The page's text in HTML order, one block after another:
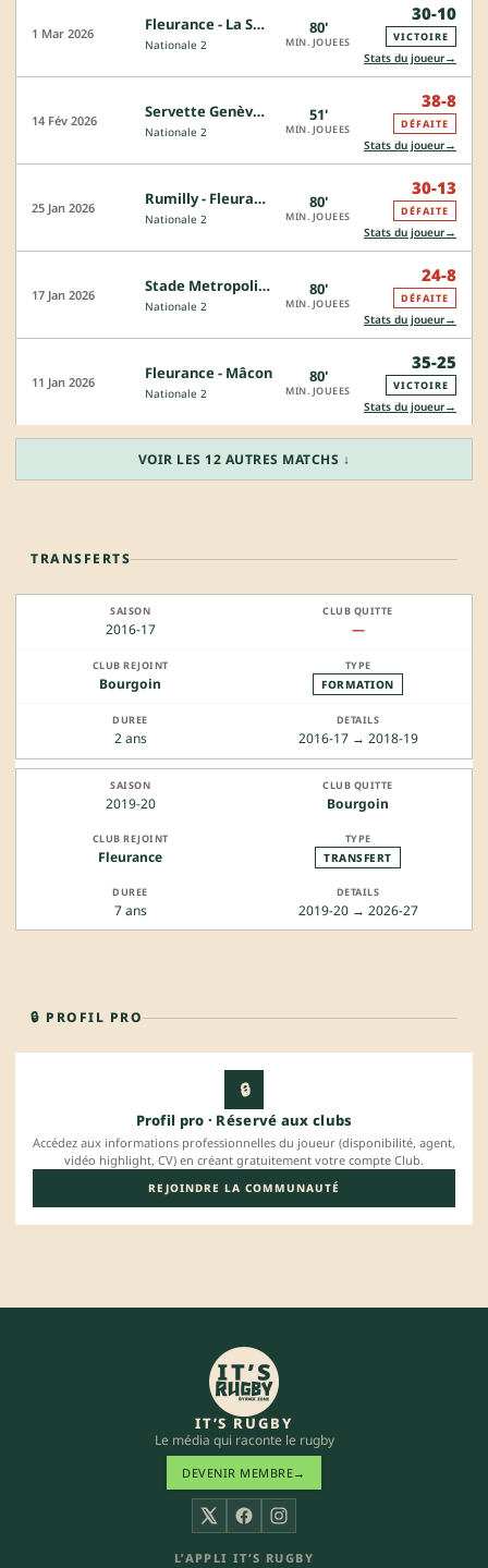
1 Mar 2026 Fleurance - La Seyne
Nationale 2
80'
MIN. JOUEES
30-10
VICTOIRE
Stats du joueur→
14 Fév 2026 Servette Genève - Fleurance
Nationale 2
51'
MIN. JOUEES
38-8
DÉFAITE
Stats du joueur→
25 Jan 2026 Rumilly - Fleurance
Nationale 2
80'
MIN. JOUEES
30-13
DÉFAITE
Stats du joueur→
17 Jan 2026 Stade Metropolitain - Fleurance
Nationale 2
80'
MIN. JOUEES
24-8
DÉFAITE
Stats du joueur→
11 Jan 2026 Fleurance - Mâcon
Nationale 2
80'
MIN. JOUEES
35-25
VICTOIRE
Stats du joueur→
VOIR LES 12 AUTRES MATCHS ↓
TRANSFERTS
2016-17 —
Bourgoin FORMATION
2 ans 2016-17 → 2018-19
2019-20 Bourgoin
Fleurance TRANSFERT
7 ans 2019-20 → 2026-27
🔒 PROFIL PRO
🔒
Profil pro · Réservé aux clubs
Accédez aux informations professionnelles du joueur (disponibilité, agent,
vidéo highlight, CV) en créant gratuitement votre compte Club.
REJOINDRE LA COMMUNAUTÉ
IT’S RUGBY
Le média qui raconte le rugby
DEVENIR MEMBRE→
X FacebookInstagram
L’APPLI IT’S RUGBY